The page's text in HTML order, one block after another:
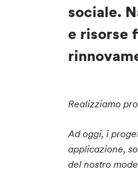
sociale.
e risorse
Realizziamo
Ad oggi, i
applicazione,
del nostro